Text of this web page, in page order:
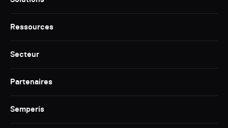
Ressources
Secteur
Partenaires
Semperis